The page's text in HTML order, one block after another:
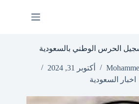
الحرس الوطني بالسعودية
أكتوبر 31, 2024
اخبار السعودية